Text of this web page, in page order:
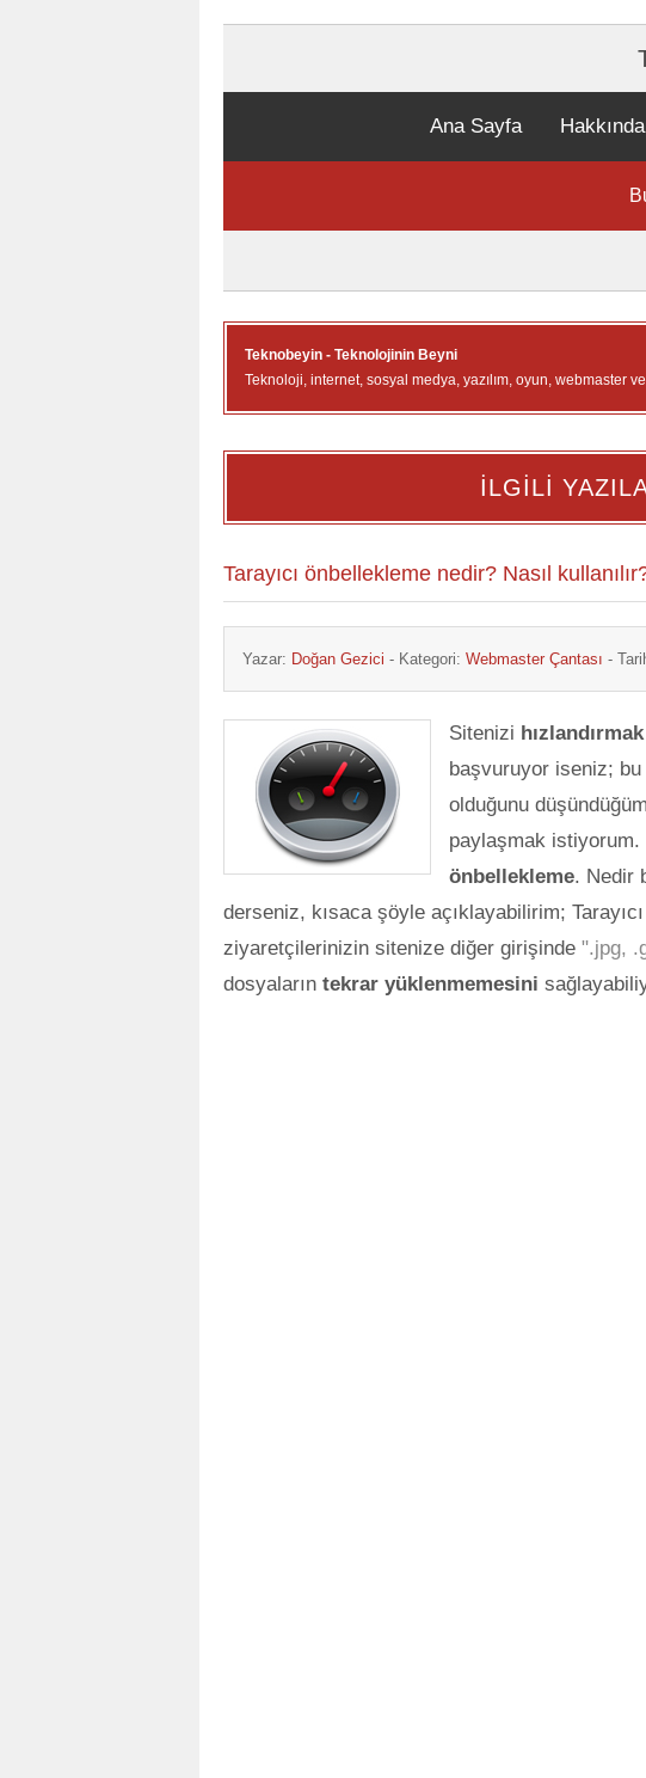
Ana Sayfa Hakkında
Teknobeyin - Teknolojinin Beyni
Teknoloji, internet, sosyal medya, yazılım, oyun, webmaster
İLGİLİ
Tarayıcı önbellekleme nedir? Nasıl
Yazar: Doğan Gezici - Kategori: Webmaster Çantası -
Sitenizi hızlandırmak
başvuruyor iseniz;
olduğunu
paylaşmak istiyorum.
önbellekleme. Nedir
derseniz, kısaca şöyle açıklayabilirim;
ziyaretçilerinizin sitenize diğer girişinde ".jpg,
dosyaların tekrar yüklenmemesini